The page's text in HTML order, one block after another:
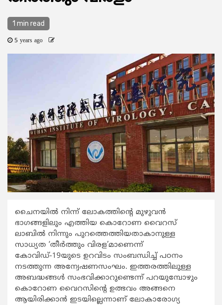
1 min read
5 years ago
ചൈനയില്‍ നിന്ന് ലോകത്തിന്റെ മുഴുവന്‍
ഭാഗങ്ങളിലും എത്തിയ കൊറോണ വൈറസ്
ലാബില്‍ നിന്നും പുറത്തെത്തിയതാകാനുള്ള
സാധ്യത ‘തീര്‍ത്തും വിരള’മാണെന്ന്
കോവിഡ്-19യുടെ ഉറവിടം സംബന്ധിച്ച് പഠനം
നടത്തുന്ന അന്വേഷണസംഘം. ഇത്തരത്തിലുള്ള
അബദ്ധങ്ങള്‍ സംഭവിക്കാറുണ്ടെന്ന് പറയുമ്പോഴും
കൊറോണ വൈറസിന്റെ ഉത്ഭവം അങ്ങനെ
ആയിരിക്കാന്‍ ഇടയില്ലെന്നാണ് ലോകാരോഗ്യ